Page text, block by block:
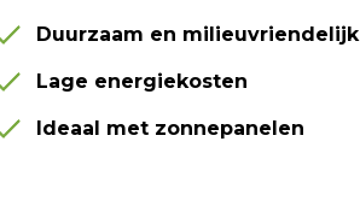
Duurzaam en milieuvriendelijk
Lage energiekosten
Ideaal met zonnepanelen